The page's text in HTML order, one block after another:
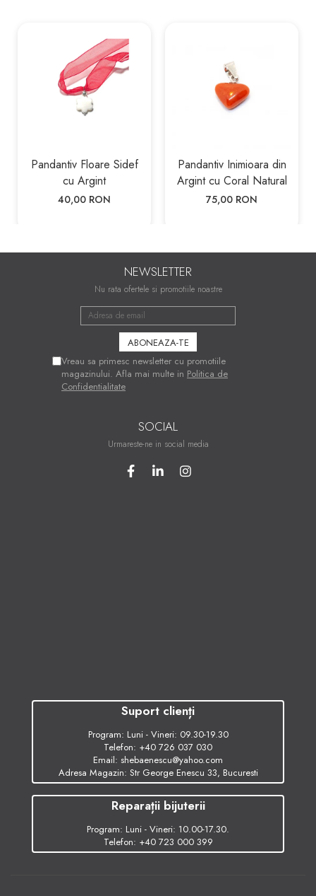
Pandantiv Floare Sidef
cu Argint
40,00 RON
Pandantiv Inimioara din
Argint cu Coral Natural
75,00 RON
NEWSLETTER
Nu rata ofertele si promotiile noastre
Vreau sa primesc newsletter cu promotiile
magazinului. Afla mai multe in Politica de
Confidentialitate
SOCIAL
Urmareste-ne in social media
Suport clienți
Program: Luni - Vineri: 09.30-19.30
Telefon: +40 726 037 030
Email: shebaenescu@yahoo.com
Adresa Magazin: Str George Enescu 33, Bucuresti
Reparații bijuterii
Program: Luni - Vineri: 10.00-17.30.
Telefon: +40 723 000 399